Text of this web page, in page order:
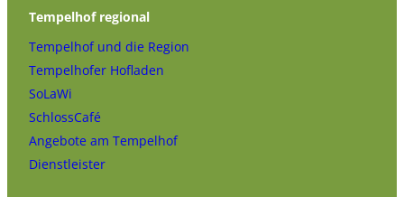
Tempelhof regional
Tempelhof und die Region
Tempelhofer Hofladen
SoLaWi
SchlossCafé
Angebote am Tempelhof
Dienstleister